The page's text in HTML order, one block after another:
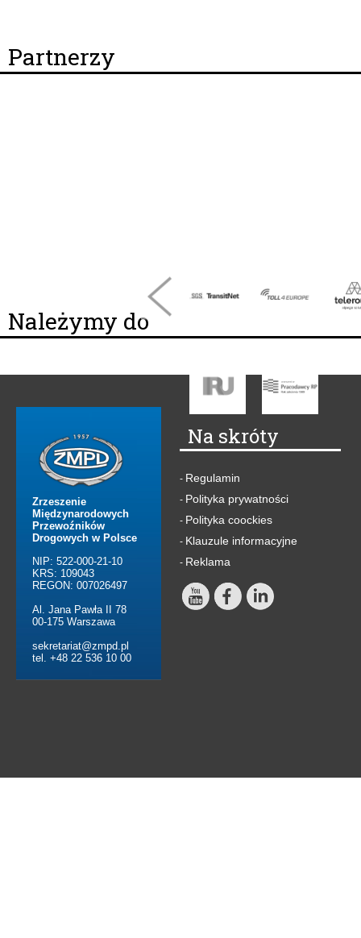
Partnerzy
Należymy do
Zrzeszenie
Międzynarodowych
Przewoźników
Drogowych w Polsce
NIP: 522-000-21-10
KRS: 109043
REGON: 007026497
Al. Jana Pawła II 78
00-175 Warszawa
sekretariat@zmpd.pl
tel. +48 22 536 10 00
Na skróty
- Regulamin
- Polityka prywatności
- Polityka coockies
- Klauzule informacyjne
- Reklama